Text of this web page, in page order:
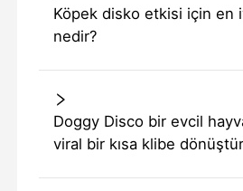
Köpek disko etkisi için en
nedir?
Doggy Disco bir evcil
viral bir kısa klibe